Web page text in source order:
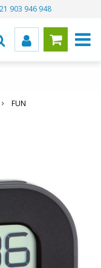
903 946 948
FUN